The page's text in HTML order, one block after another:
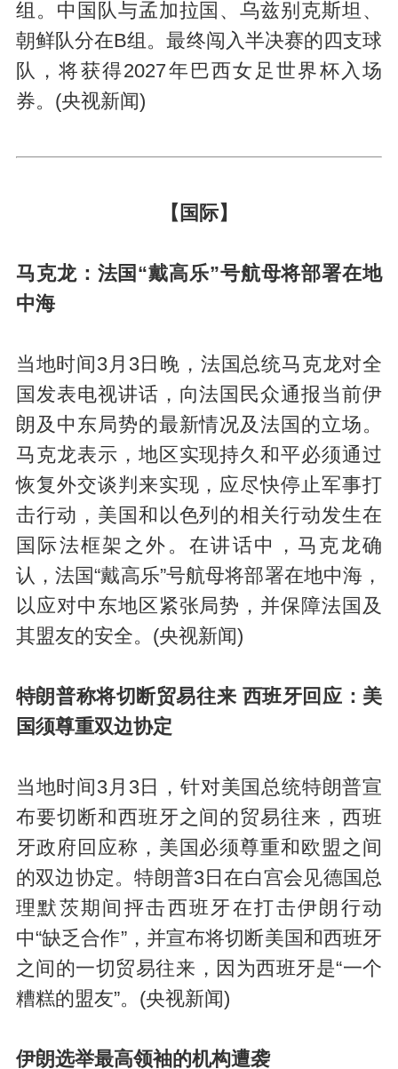
组。中国队与孟加拉国、乌兹别克斯坦、
朝鲜队分在B组。最终闯入半决赛的四支球
队，将获得2027年巴西女足世界杯入场
券。(央视新闻)
【国际】
马克龙：法国“戴高乐”号航母将部署在地
中海
当地时间3月3日晚，法国总统马克龙对全
国发表电视讲话，向法国民众通报当前伊
朗及中东局势的最新情况及法国的立场。
马克龙表示，地区实现持久和平必须通过
恢复外交谈判来实现，应尽快停止军事打
击行动，美国和以色列的相关行动发生在
国际法框架之外。在讲话中，马克龙确
认，法国“戴高乐”号航母将部署在地中海，
以应对中东地区紧张局势，并保障法国及
其盟友的安全。(央视新闻)
特朗普称将切断贸易往来 西班牙回应：美
国须尊重双边协定
当地时间3月3日，针对美国总统特朗普宣
布要切断和西班牙之间的贸易往来，西班
牙政府回应称，美国必须尊重和欧盟之间
的双边协定。特朗普3日在白宫会见德国总
理默茨期间抨击西班牙在打击伊朗行动
中“缺乏合作”，并宣布将切断美国和西班牙
之间的一切贸易往来，因为西班牙是“一个
糟糕的盟友”。(央视新闻)
伊朗选举最高领袖的机构遭袭